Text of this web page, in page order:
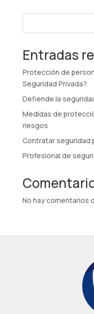
Entradas
Protección de
Seguridad Privada?
Defiende la
Medidas de
riesgos
Contratar seguridad
Profesional de
No hay comentarios